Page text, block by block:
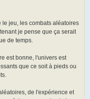
jeu, les combats aléatoires
je pense que ça serait
de temps.
est bonne, l'univers est
que ce soit à pieds ou
de l'expérience et